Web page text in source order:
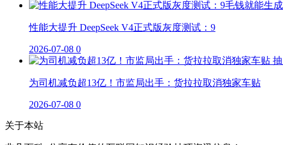
性能大提升 DeepSeek V4正式版灰度测试：9
2026-07-08 0
为司机减负超13亿！市监局出手：货拉拉取消独家车贴
2026-07-08 0
关于本站